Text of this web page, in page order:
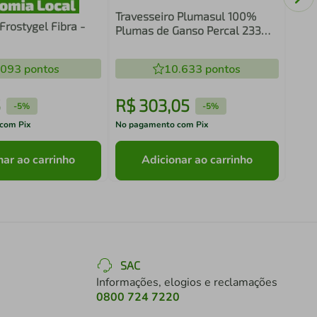
Fibra -
pontos
-5%
Pix
ao carrinho
Travesseiro Plumasul 100%
Plumas de Ganso Percal 233
10.633 pontos
R$ 303,05 -5%
No pagamento com Pix
Adicionar ao carrinho
SAC
Informações, elogios e reclamações
0800 724 7220